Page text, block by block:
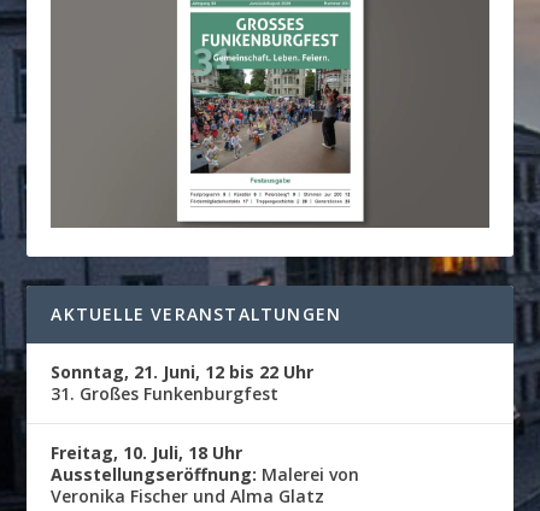
AKTUELLE VERANSTALTUNGEN
Sonntag, 21. Juni, 12 bis 22 Uhr
31. Großes Funkenburgfest
Freitag, 10. Juli, 18 Uhr
Ausstellungseröffnung: Malerei von
Veronika Fischer und Alma Glatz